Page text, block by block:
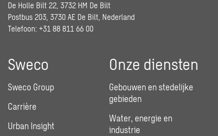
De Holle Bilt 22, 3732 HM De Bilt
Postbus 203, 3730 AE De Bilt, Nederland
Telefoon: +31 88 811 66 00
Sweco
Sweco Group
Carrière
Urban Insight
Onze diensten
Gebouwen en stedelijke
gebieden
Water, energie en
industrie